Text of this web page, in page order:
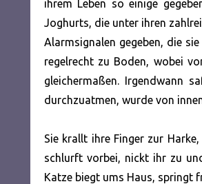
ihrem Leben so einige
Joghurts, die unter ihren
Alarmsignalen gegeben, die
regelrecht zu Boden, wobei
gleichermaßen. Irgendwann
durchzuatmen, wurde von
Sie krallt ihre Finger zur
schlurft vorbei, nickt ihr zu
Katze biegt ums Haus, springt